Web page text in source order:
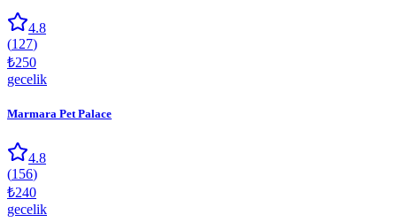
4.8
(127)
₺250
gecelik
Marmara Pet Palace
4.8
(156)
₺240
gecelik